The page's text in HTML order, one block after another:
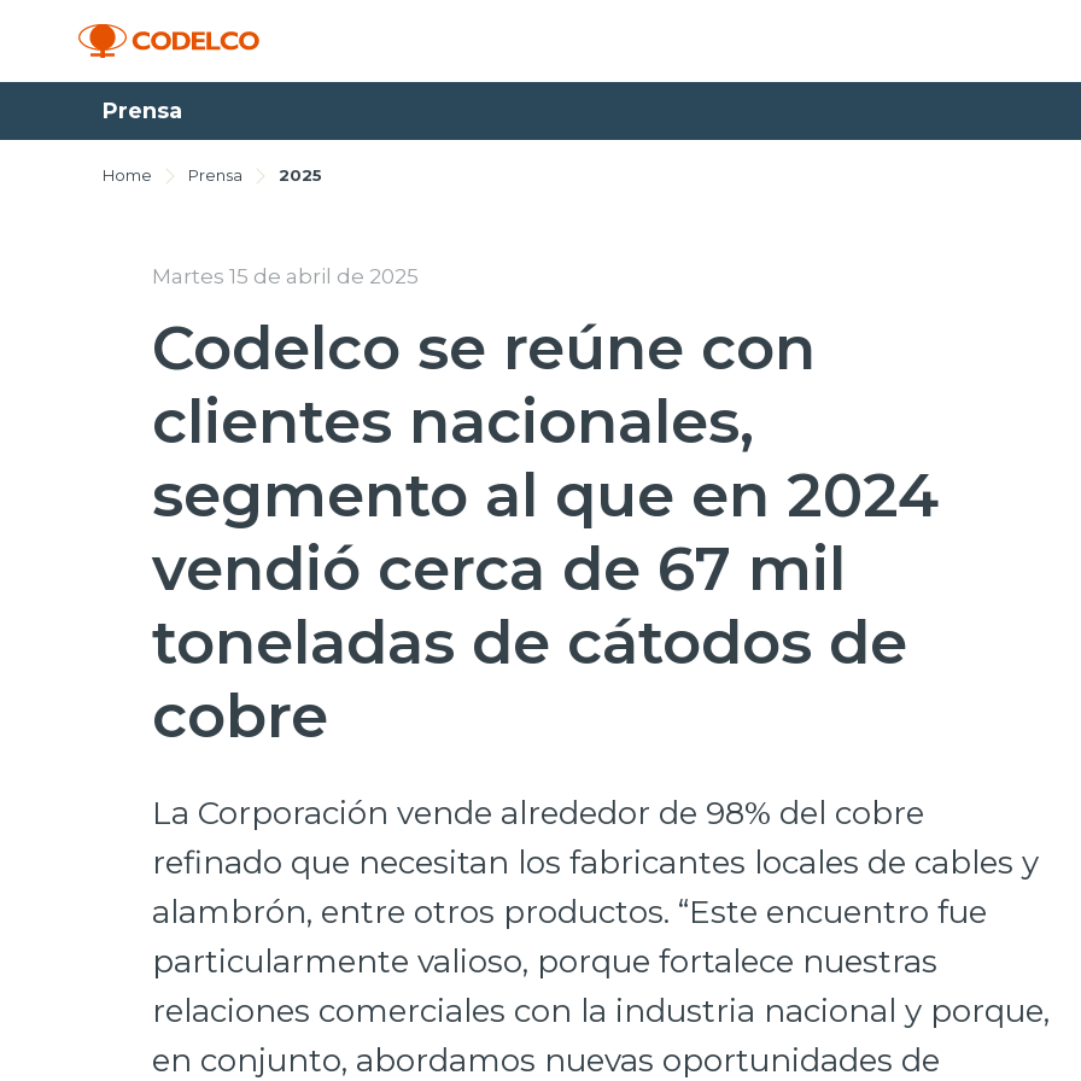
Prensa
Home Prensa 2025
Martes 15 de abril de 2025
Codelco se reúne con
clientes nacionales,
segmento al que en 2024
vendió cerca de 67 mil
toneladas de cátodos de
cobre
La Corporación vende alrededor de 98% del cobre
refinado que necesitan los fabricantes locales de cables y
alambrón, entre otros productos. “Este encuentro fue
particularmente valioso, porque fortalece nuestras
relaciones comerciales con la industria nacional y porque,
en conjunto, abordamos nuevas oportunidades de